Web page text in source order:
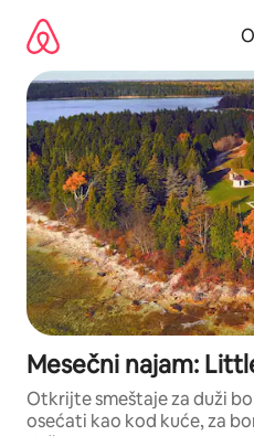
sadržaj
Mesečni najam:
Otkrijte smeštaje za duži
osećati kao kod kuće, za